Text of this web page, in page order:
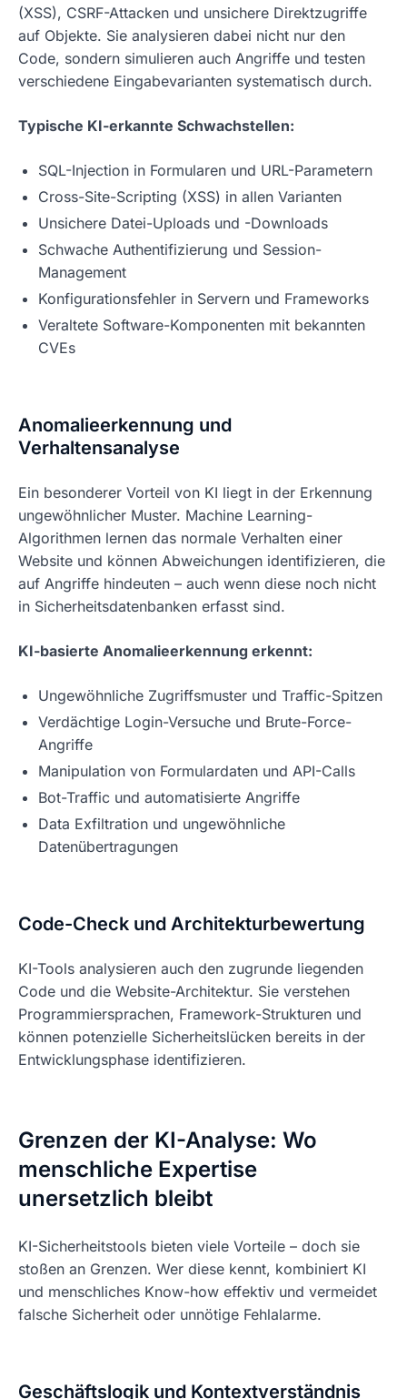
(XSS), CSRF-Attacken und unsichere Direktzugriffe
auf Objekte. Sie analysieren dabei nicht nur den
Code, sondern simulieren auch Angriffe und testen
verschiedene Eingabevarianten systematisch durch.
Typische KI-erkannte Schwachstellen:
SQL-Injection in Formularen und URL-Parametern
Cross-Site-Scripting (XSS) in allen Varianten
Unsichere Datei-Uploads und -Downloads
Schwache Authentifizierung und Session-
Management
Konfigurationsfehler in Servern und Frameworks
Veraltete Software-Komponenten mit bekannten
CVEs
Anomalieerkennung und
Verhaltensanalyse
Ein besonderer Vorteil von KI liegt in der Erkennung
ungewöhnlicher Muster. Machine Learning-
Algorithmen lernen das normale Verhalten einer
Website und können Abweichungen identifizieren, die
auf Angriffe hindeuten – auch wenn diese noch nicht
in Sicherheitsdatenbanken erfasst sind.
KI-basierte Anomalieerkennung erkennt:
Ungewöhnliche Zugriffsmuster und Traffic-Spitzen
Verdächtige Login-Versuche und Brute-Force-
Angriffe
Manipulation von Formulardaten und API-Calls
Bot-Traffic und automatisierte Angriffe
Data Exfiltration und ungewöhnliche
Datenübertragungen
Code-Check und Architekturbewertung
KI-Tools analysieren auch den zugrunde liegenden
Code und die Website-Architektur. Sie verstehen
Programmiersprachen, Framework-Strukturen und
können potenzielle Sicherheitslücken bereits in der
Entwicklungsphase identifizieren.
Grenzen der KI-Analyse: Wo
menschliche Expertise
unersetzlich bleibt
KI-Sicherheitstools bieten viele Vorteile – doch sie
stoßen an Grenzen. Wer diese kennt, kombiniert KI
und menschliches Know-how effektiv und vermeidet
falsche Sicherheit oder unnötige Fehlalarme.
Geschäftslogik und Kontextverständnis